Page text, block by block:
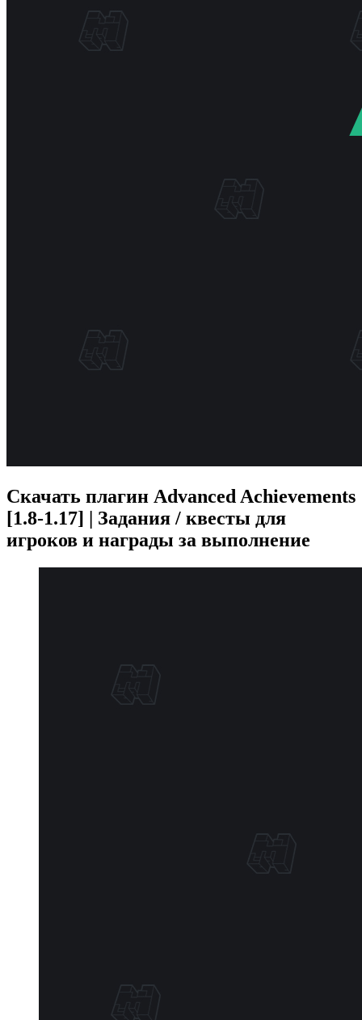
Скачать плагин Advanced Achievements
[1.8-1.17] | Задания / квесты для
игроков и награды за выполнение